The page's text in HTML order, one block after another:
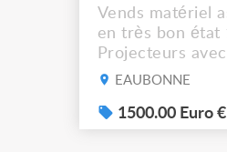
Vends matériel
en très bon état
Projecteurs
de filtre filtre
system – seven
LEDs providing
EAUBONNE
1500.00 Euro €